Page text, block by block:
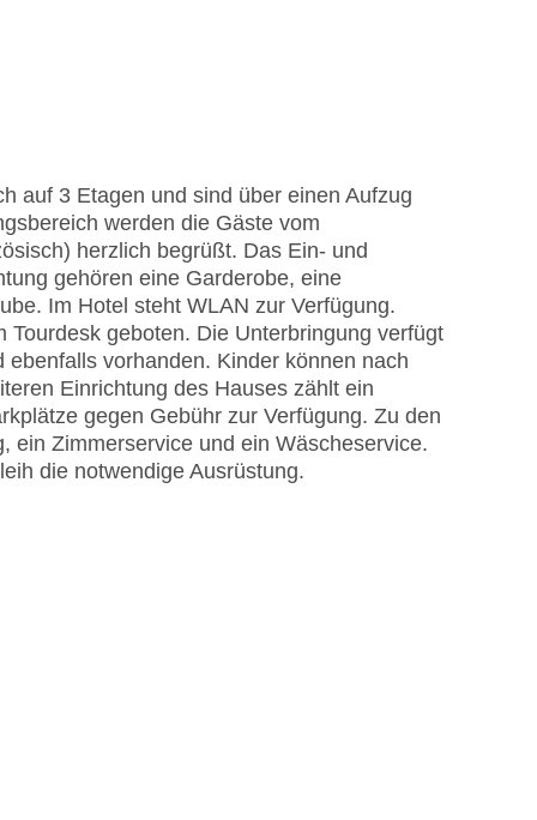
auf 3 Etagen und sind über einen Aufzug
werden die Gäste vom
herzlich begrüßt. Das Ein- und
gehören eine Garderobe, eine
Im Hotel steht WLAN zur Verfügung.
geboten. Die Unterbringung verfügt
vorhanden. Kinder können nach
Einrichtung des Hauses zählt ein
gegen Gebühr zur Verfügung. Zu den
ein Zimmerservice und ein Wäscheservice.
die notwendige Ausrüstung.